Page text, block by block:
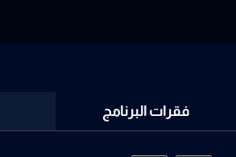
فقرات البرنامج